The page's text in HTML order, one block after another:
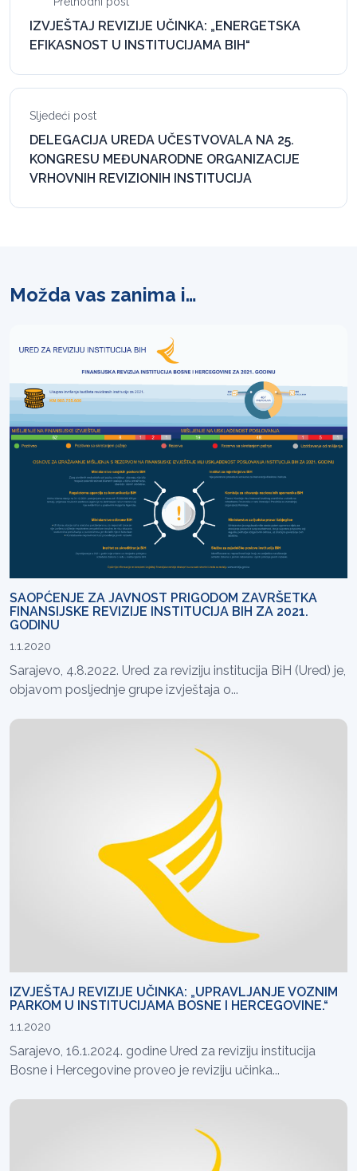
IZVJEŠTAJ REVIZIJE UČINKA: „ENERGETSKA
EFIKASNOST U INSTITUCIJAMA BIH“
Sljedeći post
DELEGACIJA UREDA UČESTVOVALA NA 25.
KONGRESU MEĐUNARODNE ORGANIZACIJE
VRHOVNIH REVIZIONIH INSTITUCIJA
Možda vas zanima i…
SAOPĆENJE ZA JAVNOST PRIGODOM ZAVRŠETKA
FINANSIJSKE REVIZIJE INSTITUCIJA BIH ZA 2021.
GODINU
1.1.2020
Sarajevo, 4.8.2022. Ured za reviziju institucija BiH (Ured) je,
objavom posljednje grupe izvještaja o...
IZVJEŠTAJ REVIZIJE UČINKA: „UPRAVLJANJE VOZNIM
PARKOM U INSTITUCIJAMA BOSNE I HERCEGOVINE.“
1.1.2020
Sarajevo, 16.1.2024. godine Ured za reviziju institucija
Bosne i Hercegovine proveo je reviziju učinka...